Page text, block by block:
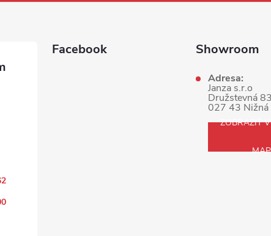
Facebook Showroom
Adresa:
Janza s.r.o
Družstevná
027 43 Nižná
ZOBRAZIŤ